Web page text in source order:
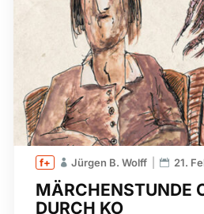
MÄRCHENSTUNDE
DURCH KO
Jürgen B. Wolff 21.